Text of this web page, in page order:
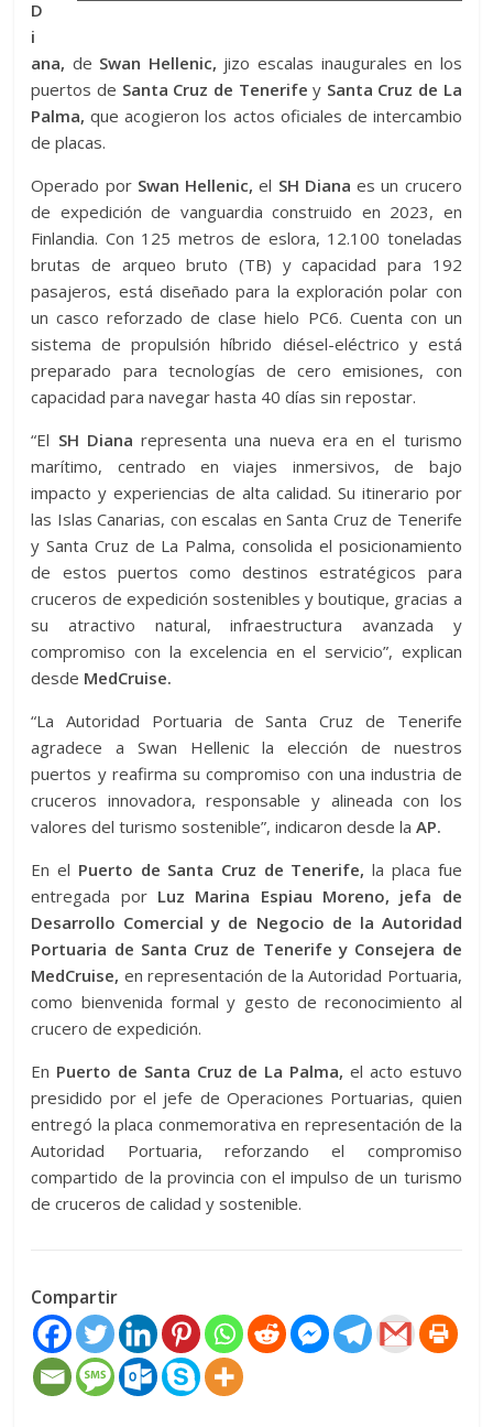
D
i
ana, de Swan Hellenic, jizo escalas inaugurales en los
puertos de Santa Cruz de Tenerife y Santa Cruz de La
Palma, que acogieron los actos oficiales de intercambio
de placas.
Operado porSwan Hellenic, el SH Diana es un crucero
de expedición de vanguardia construido en 2023, en
Finlandia. Con 125 metros de eslora, 12.100 toneladas
brutas de arqueo bruto (TB) y capacidad para 192
pasajeros, está diseñado para la exploración polar con
un casco reforzado de clase hielo PC6. Cuenta con un
sistema de propulsión híbrido diésel-eléctrico y está
preparado para tecnologías de cero emisiones, con
capacidad para navegar hasta 40 días sin repostar.
“El SH Diana representa una nueva era en el turismo
marítimo, centrado en viajes inmersivos, de bajo
impacto y experiencias de alta calidad. Su itinerario por
las Islas Canarias, con escalas en Santa Cruz de Tenerife
y Santa Cruz de La Palma, consolida el posicionamiento
de estos puertos como destinos estratégicos para
cruceros de expedición sostenibles y boutique, gracias a
su atractivo natural, infraestructura avanzada y
compromiso con la excelencia en el servicio”, explican
desde MedCruise.
“La Autoridad Portuaria de Santa Cruz de Tenerife
agradece a Swan Hellenic la elección de nuestros
puertos y reafirma su compromiso con una industria de
cruceros innovadora, responsable y alineada con los
valores del turismo sostenible”, indicaron desde laAP.
En el Puerto de Santa Cruz de Tenerife, la placa fue
entregada porLuz Marina Espiau Moreno, jefa de
Desarrollo Comercial y de Negocio de la Autoridad
Portuaria de Santa Cruz de Tenerife y Consejera de
MedCruise, en representación de la Autoridad Portuaria,
como bienvenida formal y gesto de reconocimiento al
crucero de expedición.
En Puerto de Santa Cruz de La Palma, el acto estuvo
presidido por el jefe de Operaciones Portuarias, quien
entregó la placa conmemorativa en representación de la
Autoridad Portuaria, reforzando el compromiso
compartido de la provincia con el impulso de un turismo
de cruceros de calidad y sostenible.
Compartir